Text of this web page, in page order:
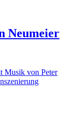
Neumeier
Musik von Peter